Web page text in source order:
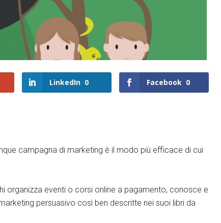
LinkedIn 0 Facebook 0
campagna di marketing è il modo più efficace di cui
organizza eventi o corsi online a pagamento, conosce e
persuasivo così ben descritte nei suoi libri da